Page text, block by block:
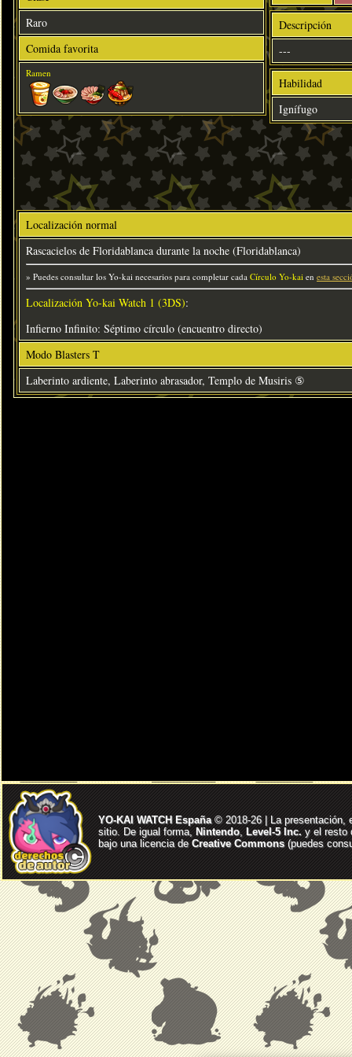
Raro
Comida favorita
Ramen
Descripción
---
Habilidad
Ignífugo
Localización normal
Rascacielos de Floridablanca durante la noche (Floridablanca)
» Puedes consultar los Yo-kai necesarios para completar cada Círculo Yo-kai en esta
Localización Yo-kai Watch 1 (3DS):
Infierno Infinito: Séptimo círculo (encuentro directo)
Modo Blasters T
Laberinto ardiente, Laberinto abrasador, Templo de Musiris ⑤
YO-KAI WATCH España© 2018-26 | La presentación,
sitio. De igual forma, Nintendo, Level-5 Inc.y el resto
bajo una licencia deCreative Commons(puedes